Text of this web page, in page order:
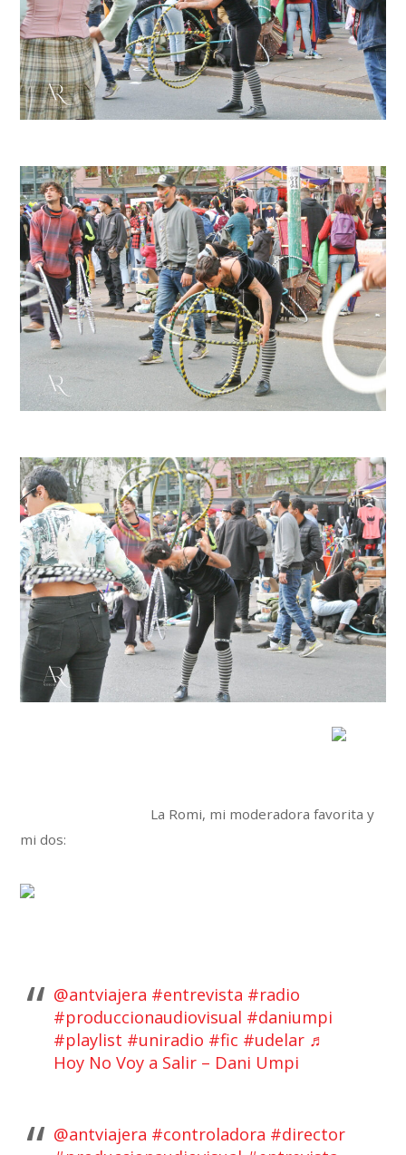
La Romi, mi moderadora favorita y
mi dos:
@antviajera #entrevista #radio
#produccionaudiovisual #daniumpi
#playlist #uniradio #fic #udelar ♬
Hoy No Voy a Salir – Dani Umpi
@antviajera #controladora #director